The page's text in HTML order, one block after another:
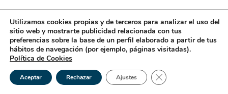
Utilizamos cookies propias y de terceros para analizar el uso del
sitio web y mostrarte publicidad relacionada con tus
preferencias sobre la base de un perfil elaborado a partir de tus
hábitos de navegación (por ejemplo, páginas visitadas).
Política de Cookies
Aceptar Rechazar Ajustes Cerrar el banner de